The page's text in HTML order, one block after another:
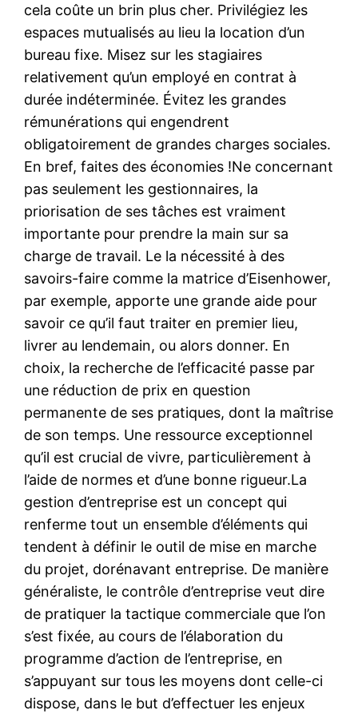
cela coûte un brin plus cher. Privilégiez les
espaces mutualisés au lieu la location d’un
bureau fixe. Misez sur les stagiaires
relativement qu’un employé en contrat à
durée indéterminée. Évitez les grandes
rémunérations qui engendrent
obligatoirement de grandes charges sociales.
En bref, faites des économies !Ne concernant
pas seulement les gestionnaires, la
priorisation de ses tâches est vraiment
importante pour prendre la main sur sa
charge de travail. Le la nécessité à des
savoirs-faire comme la matrice d’Eisenhower,
par exemple, apporte une grande aide pour
savoir ce qu’il faut traiter en premier lieu,
livrer au lendemain, ou alors donner. En
choix, la recherche de l’efficacité passe par
une réduction de prix en question
permanente de ses pratiques, dont la maîtrise
de son temps. Une ressource exceptionnel
qu’il est crucial de vivre, particulièrement à
l’aide de normes et d’une bonne rigueur.La
gestion d’entreprise est un concept qui
renferme tout un ensemble d’éléments qui
tendent à définir le outil de mise en marche
du projet, dorénavant entreprise. De manière
généraliste, le contrôle d’entreprise veut dire
de pratiquer la tactique commerciale que l’on
s’est fixée, au cours de l’élaboration du
programme d’action de l’entreprise, en
s’appuyant sur tous les moyens dont celle-ci
dispose, dans le but d’effectuer les enjeux